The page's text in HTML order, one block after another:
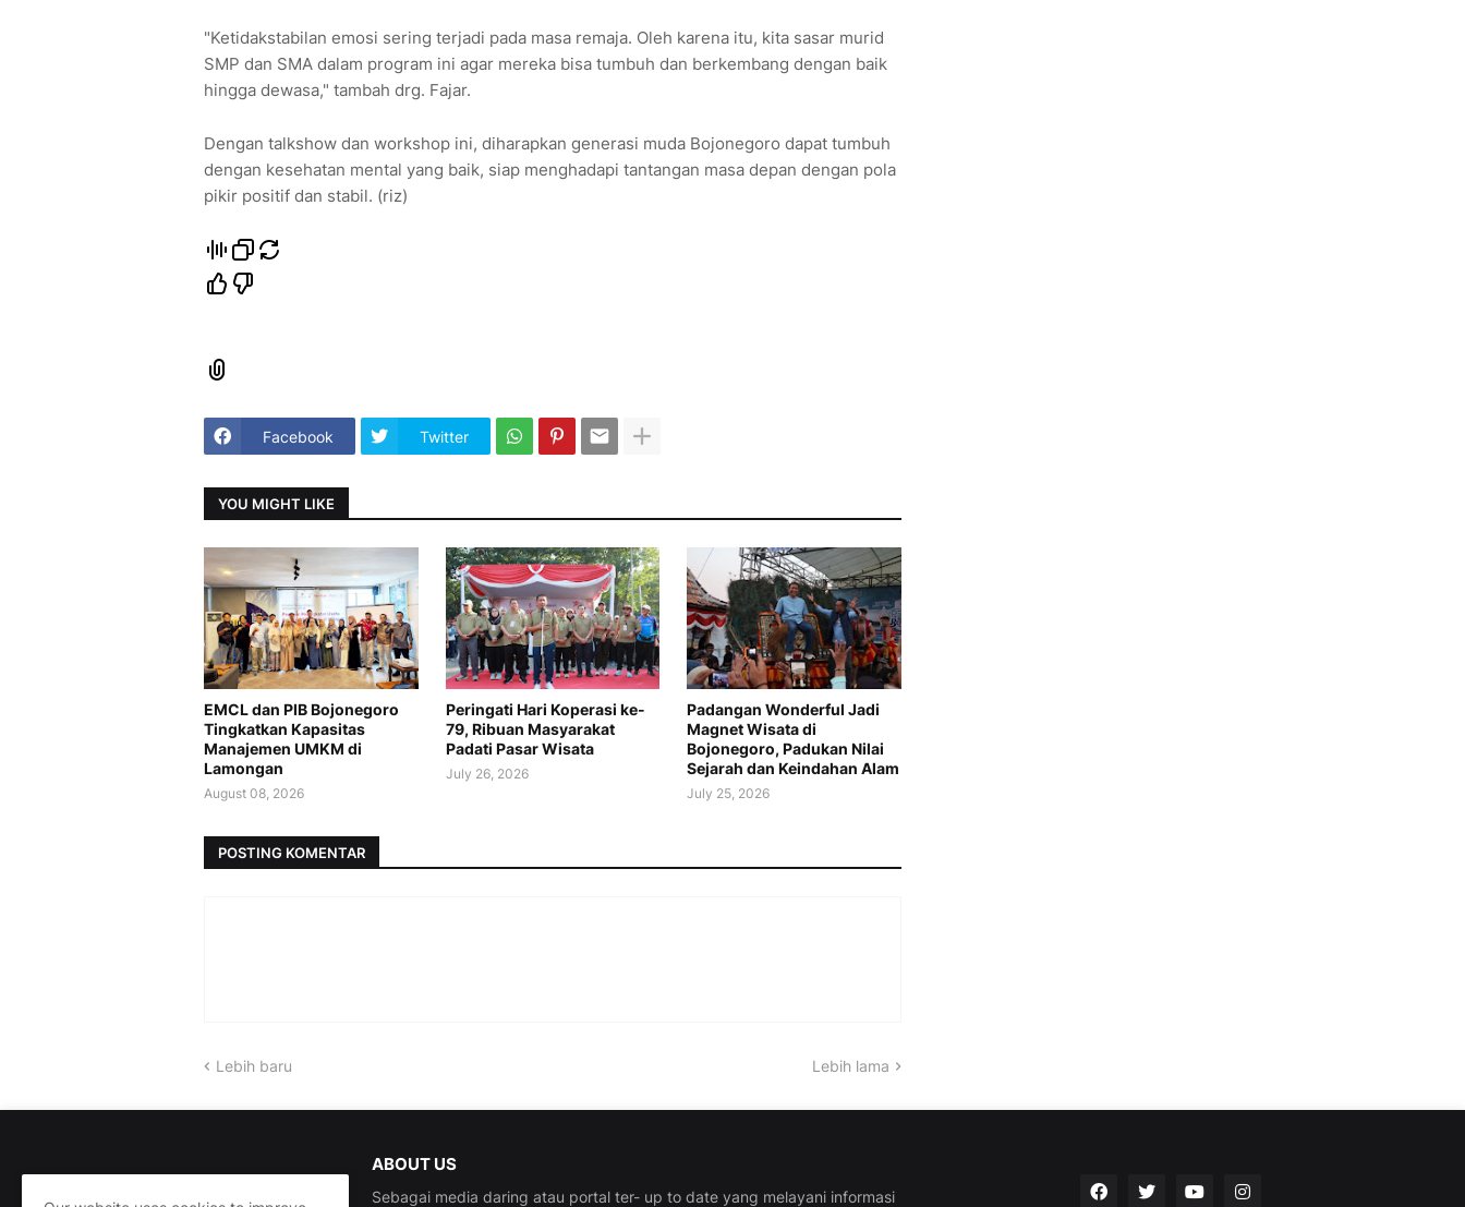
"Ketidakstabilan emosi sering terjadi pada masa remaja. Oleh karena itu, kita sasar murid
SMP dan SMA dalam program ini agar mereka bisa tumbuh dan berkembang dengan baik
hingga dewasa," tambah drg. Fajar.
Dengan talkshow dan workshop ini, diharapkan generasi muda Bojonegoro dapat tumbuh
dengan kesehatan mental yang baik, siap menghadapi tantangan masa depan dengan pola
pikir positif dan stabil. (riz)
Facebook Twitter
YOU MIGHT LIKE
EMCL dan PIB Bojonegoro
Tingkatkan Kapasitas
Manajemen UMKM di
Lamongan
August 08, 2026
Peringati Hari Koperasi ke-
79, Ribuan Masyarakat
Padati Pasar Wisata
July 26, 2026
Padangan Wonderful Jadi
Magnet Wisata di
Bojonegoro, Padukan Nilai
Sejarah dan Keindahan Alam
July 25, 2026
POSTING KOMENTAR
Lebih baru Lebih lama
ABOUT US
Sebagai media daring atau portal ter- up to date yang melayani informasi